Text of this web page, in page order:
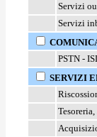
Servizi
Servizi
PSTN -
SERVIZI